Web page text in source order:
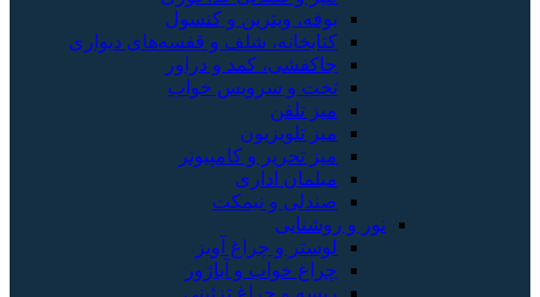
بوفه، ویترین و کنسول
کتابخانه، شلف و قفسه‌های دیواری
جاکفشی، کمد و دراور
تخت و سرویس خواب
میز تلفن
میز تلویزیون
میز تحریر و کامپیوتر
مبلمان اداری
صندلی و نیمکت
نور و روشنایی
لوستر و چراغ آویز
چراغ خواب و آباژور